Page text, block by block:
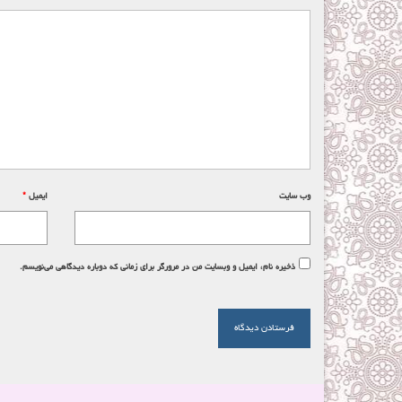
ایمیل * وب‌ سایت
ذخیره نام، ایمیل و وبسایت من در مرورگر برای زمانی که دوباره دیدگاهی می‌نویسم.